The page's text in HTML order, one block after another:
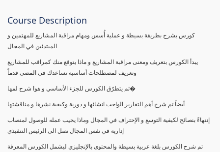
Course Description
كورس يشرح بطريقة بسيطة و عملية أُسس ومهام مراقبة المشاريع للمهتمين و
المبتدئين في المجال
يبدأ الكورس بتعريف ومعنى مراقبة المشاريع و ماذا يتوقع منك كمراقب للمشاريع
وتعريف لمصطلحات أساسية تساعدك في المضي قدماً
ثم يتطرّق الكورس للجزء الأساسي و هوا شرح لمها�
أيضاً تم شرح أهم التقارير الواجب انشائها و دورية وكيفية نشرها و مناقشتها
إنتهاءً بنصائح لكيفية التوسع و الإحتراف في المجال وماذا يجيب عمله للوصول لمنصاب
إدارية في نفس المجال تصل الى الرئيس التنفيذي
تم شرح الكورس بلغة عربية بسيطة والمحتوى بالإنجليزي ليشمل الكورس المعرفة